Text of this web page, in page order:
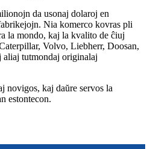
da usonaj dolaroj en
Nia komerco kovras pli
la mondo, kaj la kvalito de ĉiuj
Volvo, Liebherr, Doosan,
tutmondaj originalaj
kaj daŭre servos la
estontecon.